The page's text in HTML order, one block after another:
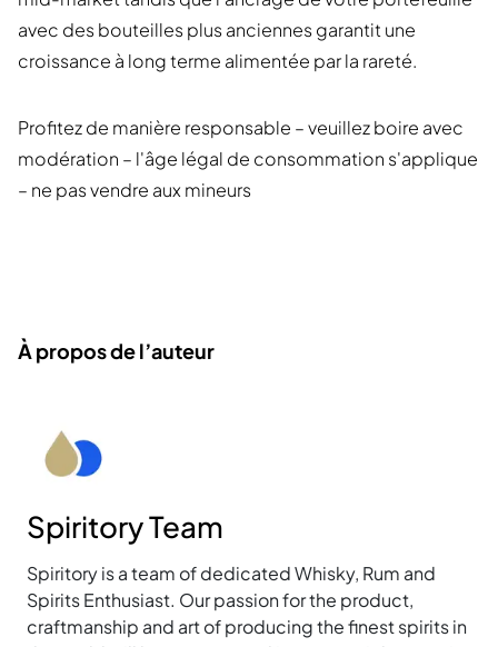
avec des bouteilles plus anciennes garantit une
croissance à long terme alimentée par la rareté.
Profitez de manière responsable – veuillez boire avec
modération – l'âge légal de consommation s'applique
– ne pas vendre aux mineurs
À propos de l’auteur
Spiritory Team
Spiritory is a team of dedicated Whisky, Rum and
Spirits Enthusiast. Our passion for the product,
craftmanship and art of producing the finest spirits in